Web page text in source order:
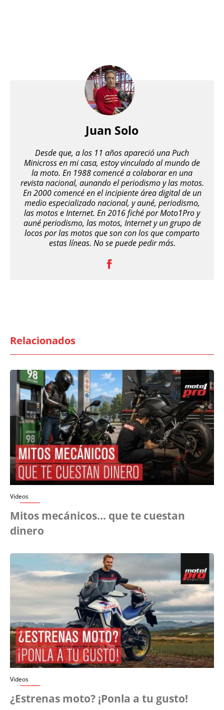
Juan Solo
Desde que, a los 11 años apareció una Puch
Minicross en mi casa, estoy vinculado al mundo de
la moto. En 1988 comencé a colaborar en una
revista nacional, aunando el periodismo y las motos.
En 2000 comencé en el incipiente área digital de un
medio especializado nacional, y auné, periodismo,
las motos e Internet. En 2016 fiché por Moto1Pro y
auné periodismo, las motos, Internet y un grupo de
locos por las motos que son con los que comparto
estas líneas. No se puede pedir más.
Relacionados
Videos
Mitos mecánicos… que te cuestan
dinero
Videos
¿Estrenas moto? ¡Ponla a tu gusto!